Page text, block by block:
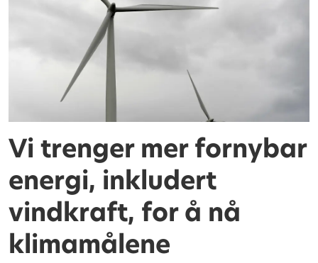
Vi trenger mer fornybar
energi, inkludert
vindkraft, for å nå
klimamålene